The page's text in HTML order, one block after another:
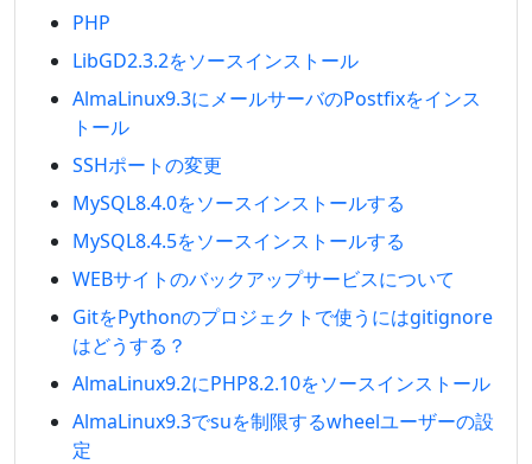
PHP
LibGD2.3.2をソースインストール
AlmaLinux9.3にメールサーバのPostfixをインス
トール
SSHポートの変更
MySQL8.4.0をソースインストールする
MySQL8.4.5をソースインストールする
WEBサイトのバックアップサービスについて
GitをPythonのプロジェクトで使うにはgitignore
はどうする？
AlmaLinux9.2にPHP8.2.10をソースインストール
AlmaLinux9.3でsuを制限するwheelユーザーの設
定